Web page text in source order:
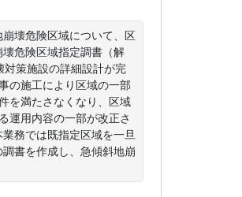
壊危険区域について、区
危険区域指定調書（解
策施設の詳細設計が完
の施工により区域の一部
を満たさなくなり、区域
運用内容の一部が改正さ
務では既指定区域を一旦
書を作成し、急傾斜地崩